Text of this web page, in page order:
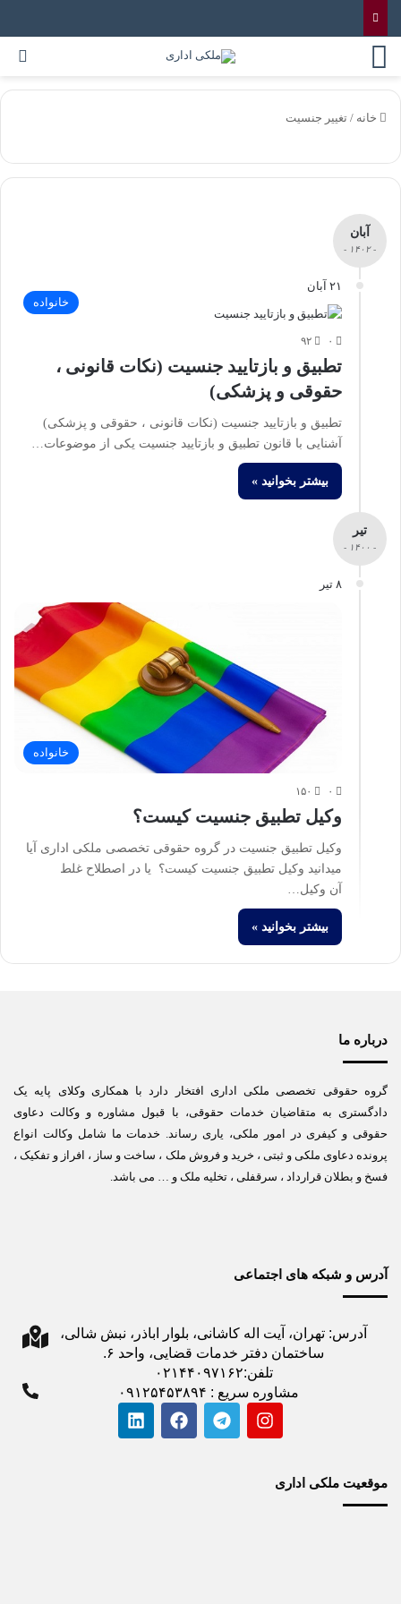
خانه / تغییر جنسیت
آبان
- ۱۴۰۲ -
۲۱ آبان
خانواده
۰ ۹۲
تطبیق و بازتایید جنسیت (نکات قانونی ،
حقوقی و پزشکی)
تطبیق و بازتایید جنسیت (نکات قانونی ، حقوقی و پزشکی)
آشنایی با قانون تطبیق و بازتایید جنسیت یکی از موضوعات…
بیشتر بخوانید »
تیر
- ۱۴۰۰ -
۸ تیر
خانواده
۰ ۱۵۰
وکیل تطبیق جنسیت کیست؟
وکیل تطبیق جنسیت در گروه حقوقی تخصصی ملکی اداری آیا
میدانید وکیل تطبیق جنسیت کیست؟ یا در اصطلاح غلط
آن وکیل…
بیشتر بخوانید »
درباره ما
گروه حقوقی تخصصی ملکی اداری افتخار دارد با همکاری وکلای پایه یک
دادگستری به متقاضیان خدمات حقوقی، با قبول مشاوره و وکالت دعاوی
حقوقی و کیفری در امور ملکی، یاری رساند. خدمات ما شامل وکالت انواع
پرونده دعاوی ملکی و ثبتی ، خرید و فروش ملک ، ساخت و ساز ، افراز و تفکیک ،
فسخ و بطلان قرارداد ، سرقفلی ، تخلیه ملک و … می باشد.
آدرس و شبکه های اجتماعی
آدرس: تهران، آیت اله کاشانی، بلوار اباذر، نبش شالی،
ساختمان دفتر خدمات قضایی، واحد ۶.
تلفن:۰۲۱۴۴۰۹۷۱۶۲
مشاوره سریع : ۰۹۱۲۵۴۵۳۸۹۴
موقعیت ملکی اداری